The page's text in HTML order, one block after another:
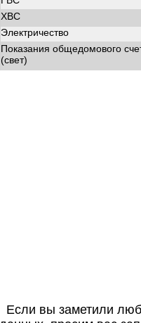
ХВС
Электричество
Показания общедомового
(свет)
Если вы заметили